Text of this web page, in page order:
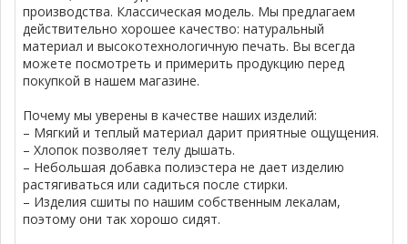
производства. Классическая модель. Мы предлагаем
действительно хорошее качество: натуральный
материал и высокотехнологичную печать. Вы всегда
можете посмотреть и примерить продукцию перед
покупкой в нашем магазине.
Почему мы уверены в качестве наших изделий:
– Мягкий и теплый материал дарит приятные ощущения.
– Хлопок позволяет телу дышать.
– Небольшая добавка полиэстера не дает изделию
растягиваться или садиться после стирки.
– Изделия сшиты по нашим собственным лекалам,
поэтому они так хорошо сидят.